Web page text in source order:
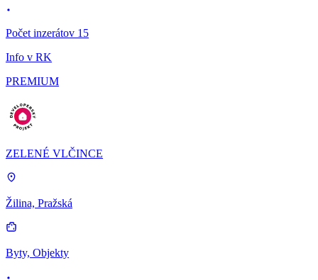
Počet inzerátov 15
Info v RK
PREMIUM
ZELENÉ VLČINCE
Žilina, Pražská
Byty, Objekty